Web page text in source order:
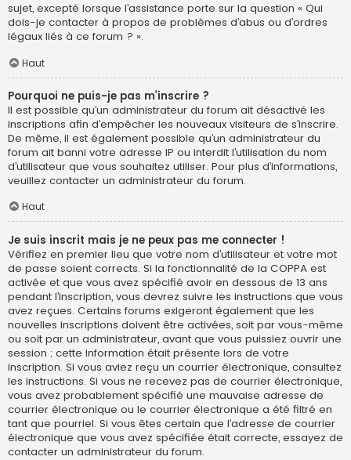
sujet, excepté lorsque l’assistance porte sur la question « Qui
dois-je contacter à propos de problèmes d’abus ou d’ordres
légaux liés à ce forum ? ».
Haut
Pourquoi ne puis-je pas m’inscrire ?
Il est possible qu’un administrateur du forum ait désactivé les
inscriptions afin d’empêcher les nouveaux visiteurs de s’inscrire.
De même, il est également possible qu’un administrateur du
forum ait banni votre adresse IP ou interdit l’utilisation du nom
d’utilisateur que vous souhaitez utiliser. Pour plus d’informations,
veuillez contacter un administrateur du forum.
Haut
Je suis inscrit mais je ne peux pas me connecter !
Vérifiez en premier lieu que votre nom d’utilisateur et votre mot
de passe soient corrects. Si la fonctionnalité de la COPPA est
activée et que vous avez spécifié avoir en dessous de 13 ans
pendant l’inscription, vous devrez suivre les instructions que vous
avez reçues. Certains forums exigeront également que les
nouvelles inscriptions doivent être activées, soit par vous-même
ou soit par un administrateur, avant que vous puissiez ouvrir une
session ; cette information était présente lors de votre
inscription. Si vous aviez reçu un courrier électronique, consultez
les instructions. Si vous ne recevez pas de courrier électronique,
vous avez probablement spécifié une mauvaise adresse de
courrier électronique ou le courrier électronique a été filtré en
tant que pourriel. Si vous êtes certain que l’adresse de courrier
électronique que vous avez spécifiée était correcte, essayez de
contacter un administrateur du forum.